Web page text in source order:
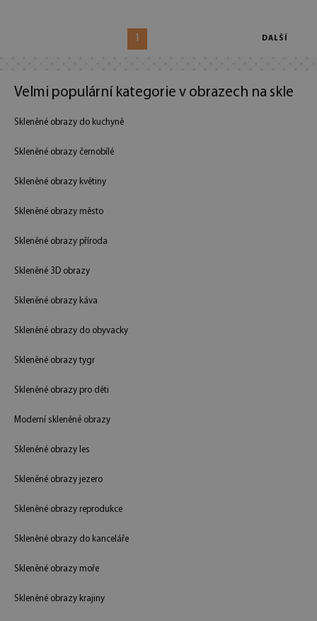
1 DALŠÍ
Velmi populární kategorie v obrazech na skle
Skleněné obrazy do kuchyně
Skleněné obrazy černobílé
Skleněné obrazy květiny
Skleněné obrazy město
Skleněné obrazy příroda
Skleněné 3D obrazy
Skleněné obrazy káva
Skleněné obrazy do obyvacky
Skleněné obrazy tygr
Skleněné obrazy pro děti
Moderní skleněné obrazy
Skleněné obrazy les
Skleněné obrazy jezero
Skleněné obrazy reprodukce
Skleněné obrazy do kanceláře
Skleněné obrazy moře
Skleněné obrazy krajiny